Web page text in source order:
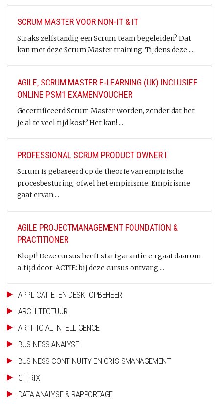
SCRUM MASTER VOOR NON-IT & IT
Straks zelfstandig een Scrum team begeleiden? Dat
kan met deze Scrum Master training. Tijdens deze ...
AGILE, SCRUM MASTER E-LEARNING (UK) INCLUSIEF
ONLINE PSM1 EXAMENVOUCHER
Gecertificeerd Scrum Master worden, zonder dat het
je al te veel tijd kost? Het kan! ...
PROFESSIONAL SCRUM PRODUCT OWNER I
Scrum is gebaseerd op de theorie van empirische
procesbesturing, ofwel het empirisme. Empirisme
gaat ervan ...
AGILE PROJECTMANAGEMENT FOUNDATION &
PRACTITIONER
Klopt! Deze cursus heeft startgarantie en gaat daarom
altijd door. ACTIE: bij deze cursus ontvang ...
APPLICATIE- EN DESKTOPBEHEER
ARCHITECTUUR
ARTIFICIAL INTELLIGENCE
BUSINESS ANALYSE
BUSINESS CONTINUITY EN CRISISMANAGEMENT
CITRIX
DATA ANALYSE & RAPPORTAGE